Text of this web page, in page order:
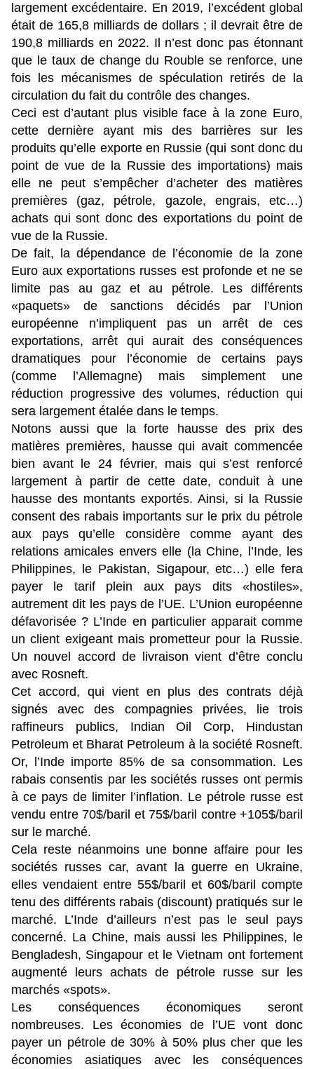
largement excédentaire. En 2019, l’excédent global
était de 165,8 milliards de dollars ; il devrait être de
190,8 milliards en 2022. Il n’est donc pas étonnant
que le taux de change du Rouble se renforce, une
fois les mécanismes de spéculation retirés de la
circulation du fait du contrôle des changes.
Ceci est d’autant plus visible face à la zone Euro,
cette dernière ayant mis des barrières sur les
produits qu’elle exporte en Russie (qui sont donc du
point de vue de la Russie des importations) mais
elle ne peut s’empêcher d’acheter des matières
premières (gaz, pétrole, gazole, engrais, etc…)
achats qui sont donc des exportations du point de
vue de la Russie.
De fait, la dépendance de l’économie de la zone
Euro aux exportations russes est profonde et ne se
limite pas au gaz et au pétrole. Les différents
«paquets» de sanctions décidés par l’Union
européenne n’impliquent pas un arrêt de ces
exportations, arrêt qui aurait des conséquences
dramatiques pour l’économie de certains pays
(comme l’Allemagne) mais simplement une
réduction progressive des volumes, réduction qui
sera largement étalée dans le temps.
Notons aussi que la forte hausse des prix des
matières premières, hausse qui avait commencée
bien avant le 24 février, mais qui s’est renforcé
largement à partir de cette date, conduit à une
hausse des montants exportés. Ainsi, si la Russie
consent des rabais importants sur le prix du pétrole
aux pays qu’elle considère comme ayant des
relations amicales envers elle (la Chine, l’Inde, les
Philippines, le Pakistan, Sigapour, etc…) elle fera
payer le tarif plein aux pays dits «hostiles»,
autrement dit les pays de l’UE. L’Union européenne
défavorisée ? L’Inde en particulier apparait comme
un client exigeant mais prometteur pour la Russie.
Un nouvel accord de livraison vient d’être conclu
avec Rosneft.
Cet accord, qui vient en plus des contrats déjà
signés avec des compagnies privées, lie trois
raffineurs publics, Indian Oil Corp, Hindustan
Petroleum et Bharat Petroleum à la société Rosneft.
Or, l’Inde importe 85% de sa consommation. Les
rabais consentis par les sociétés russes ont permis
à ce pays de limiter l’inflation. Le pétrole russe est
vendu entre 70$/baril et 75$/baril contre +105$/baril
sur le marché.
Cela reste néanmoins une bonne affaire pour les
sociétés russes car, avant la guerre en Ukraine,
elles vendaient entre 55$/baril et 60$/baril compte
tenu des différents rabais (discount) pratiqués sur le
marché. L’Inde d’ailleurs n’est pas le seul pays
concerné. La Chine, mais aussi les Philippines, le
Bengladesh, Singapour et le Vietnam ont fortement
augmenté leurs achats de pétrole russe sur les
marchés «spots».
Les conséquences économiques seront
nombreuses. Les économies de l’UE vont donc
payer un pétrole de 30% à 50% plus cher que les
économies asiatiques avec les conséquences